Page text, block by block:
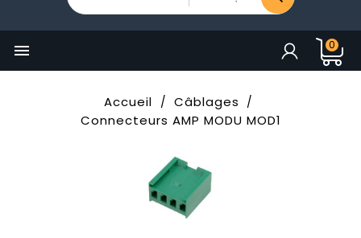
 0
Accueil
Câblages
Connecteurs AMP MODU MOD1